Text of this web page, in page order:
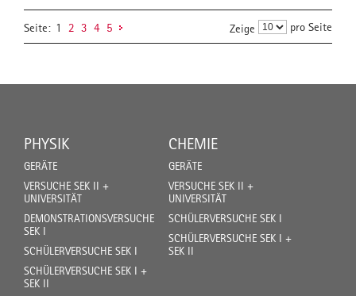
Seite: 1 2 3 4 5 Zeige pro Seite
PHYSIK
GERÄTE
VERSUCHE SEK II +
UNIVERSITÄT
DEMONSTRATIONSVERSUCHE
SEK I
SCHÜLERVERSUCHE SEK I
SCHÜLERVERSUCHE SEK I +
SEK II
CHEMIE
GERÄTE
VERSUCHE SEK II +
UNIVERSITÄT
SCHÜLERVERSUCHE SEK I
SCHÜLERVERSUCHE SEK I +
SEK II